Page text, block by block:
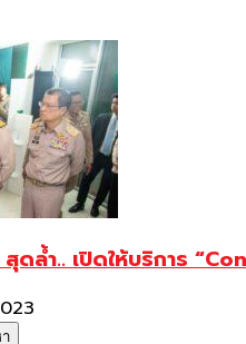
ล้ำ.. เปิดให้บริการ